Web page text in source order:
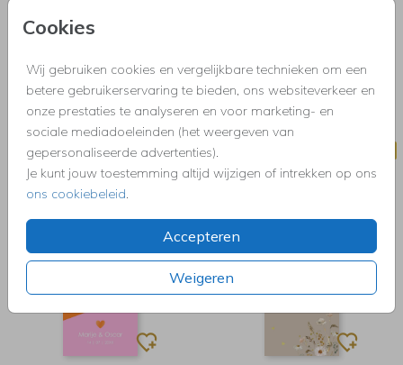
Cookies
Wij gebruiken cookies en vergelijkbare technieken om een
betere gebruikerservaring te bieden, ons websiteverkeer en
onze prestaties te analyseren en voor marketing- en
sociale mediadoeleinden (het weergeven van
gepersonaliseerde advertenties).
Je kunt jouw toestemming altijd wijzigen of intrekken op ons
ons cookiebeleid.
Accepteren
Weigeren
MENUKAART